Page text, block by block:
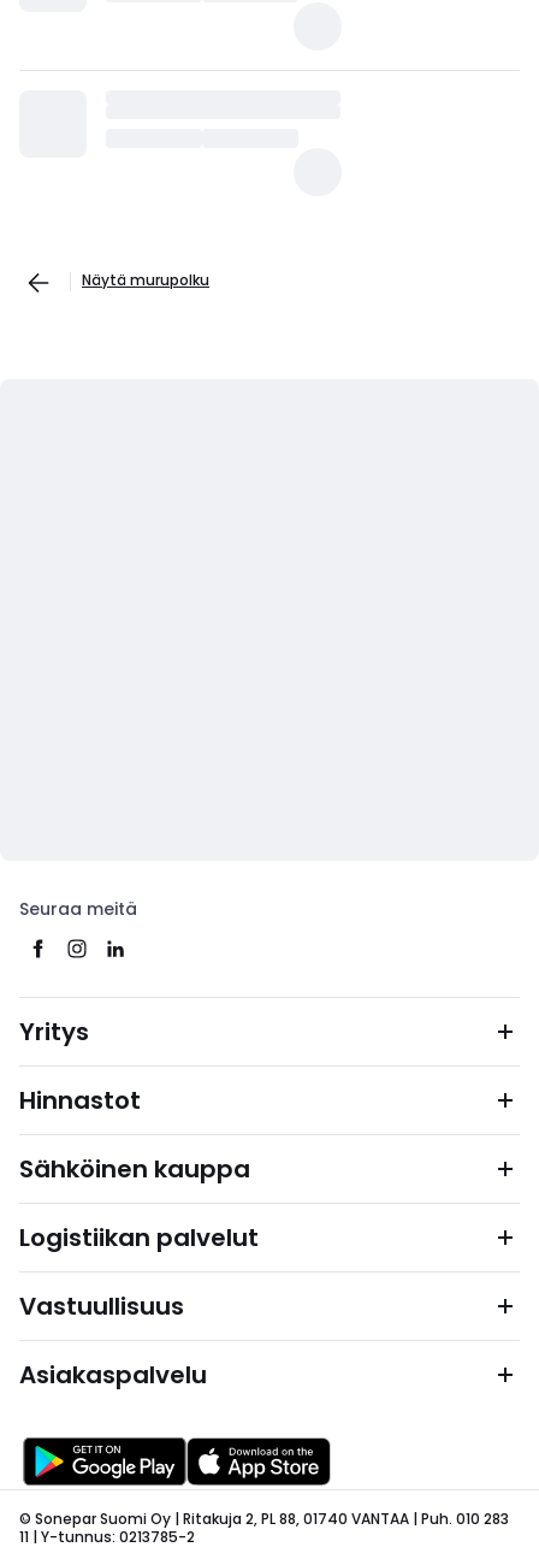
Näytä murupolku
Seuraa meitä
Yritys
Hinnastot
Sähköinen kauppa
Logistiikan palvelut
Vastuullisuus
Asiakaspalvelu
© Sonepar Suomi Oy | Ritakuja 2, PL 88, 01740 VANTAA | Puh. 010 283
11 | Y-tunnus: 0213785-2